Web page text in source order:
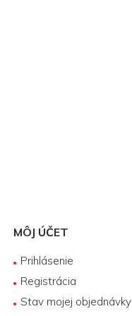
MÔJ ÚČET
Prihlásenie
Registrácia
Stav mojej objednávky